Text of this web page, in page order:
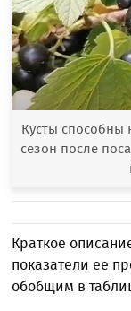
Кусты способны
сезон после
Краткое
показатели ее
обобщим в